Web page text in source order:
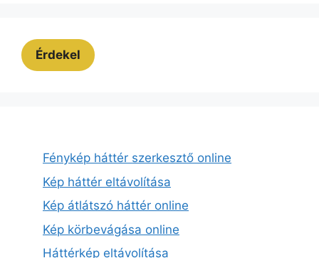
Érdekel
Fénykép háttér szerkesztő online
Kép háttér eltávolítása
Kép átlátszó háttér online
Kép körbevágása online
Háttérkép eltávolítása